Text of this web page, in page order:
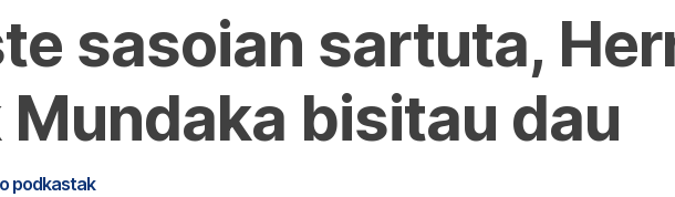
sasoian sartuta,
bisitau dau
podkastak